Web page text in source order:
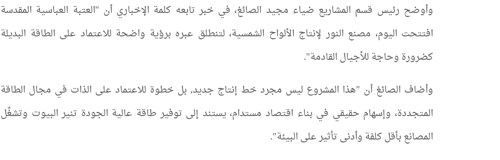
وأوضح رئيس قسم المشاريع ضياء مجيد الصائغ، في خبر تابعه كلمة الإخباري أن "العتبة العباسية المقدسة
افتتحت اليوم، مصنع النور لإنتاج الألواح الشمسية، لتنطلق عبره برؤية واضحة للاعتماد على الطاقة البديلة
كضرورة وحاجة للأجيال القادمة".
وأضاف الصائغ أن "هذا المشروع ليس مجرد خط إنتاج جديد, بل خطوة للاعتماد على الذات في مجال الطاقة
المتجددة، وإسهام حقيقي في بناء اقتصاد مستدام، يستند إلى توفير طاقة عالية الجودة تنير البيوت وتشغِّل
المصانع بأقل كلفة وأدنى تأثير على البيئة".